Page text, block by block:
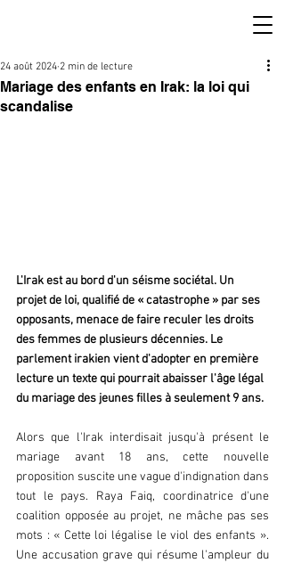
Mariage des enfants en Irak: la loi qui
scandalise
24 août 2024 2 min de lecture
L'Irak est au bord d'un séisme sociétal. Un
projet de loi, qualifié de « catastrophe » par ses
opposants, menace de faire reculer les droits
des femmes de plusieurs décennies. Le
parlement irakien vient d'adopter en première
lecture un texte qui pourrait abaisser l'âge légal
du mariage des jeunes filles à seulement 9 ans.
Alors que l'Irak interdisait jusqu'à présent le
mariage avant 18 ans, cette nouvelle
proposition suscite une vague d'indignation dans
tout le pays. Raya Faiq, coordinatrice d'une
coalition opposée au projet, ne mâche pas ses
mots : « Cette loi légalise le viol des enfants ».
Une accusation grave qui résume l'ampleur du